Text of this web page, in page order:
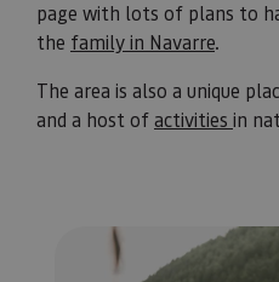
page with lots of plans to
the family in Navarre.
The area is also a unique
and a host ofactivities in